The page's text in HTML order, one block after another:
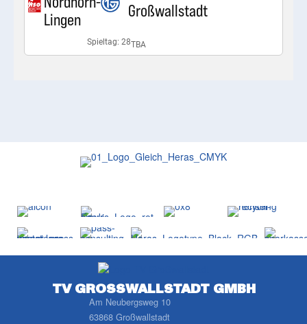
Lingen
Großwallstadt
Spieltag: 28TBA
TV GROSSWALLSTADT GMBH
Am Neubergsweg 10
63868 Großwallstadt